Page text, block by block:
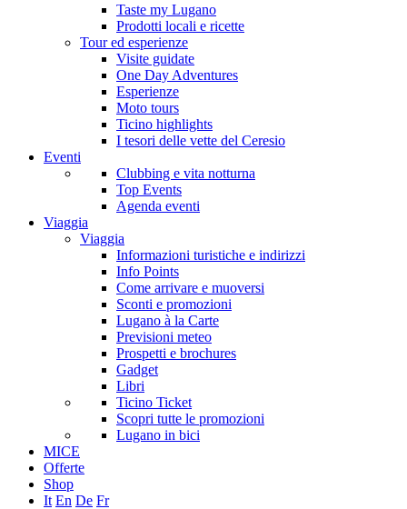
Taste my Lugano
Prodotti locali e ricette
Tour ed esperienze
Visite guidate
One Day Adventures
Esperienze
Moto tours
Ticino highlights
I tesori delle vette del Ceresio
Eventi
Clubbing e vita notturna
Top Events
Agenda eventi
Viaggia
Viaggia
Informazioni turistiche e indirizzi
Info Points
Come arrivare e muoversi
Sconti e promozioni
Lugano à la Carte
Previsioni meteo
Prospetti e brochures
Gadget
Libri
Ticino Ticket
Scopri tutte le promozioni
Lugano in bici
MICE
Offerte
Shop
It En De Fr